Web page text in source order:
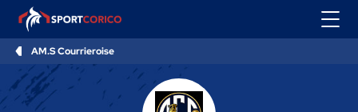
AM.S Courrieroise